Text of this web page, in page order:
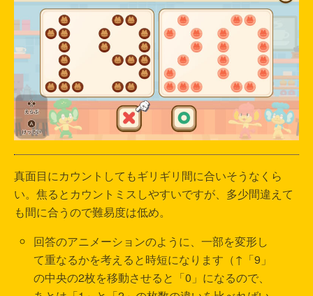
真面目にカウントしてもギリギリ間に合いそうなくら
い。焦るとカウントミスしやすいですが、多少間違えて
も間に合うので難易度は低め。
回答のアニメーションのように、一部を変形し
て重なるかを考えると時短になります（↑「9」
の中央の2枚を移動させると「0」になるので、